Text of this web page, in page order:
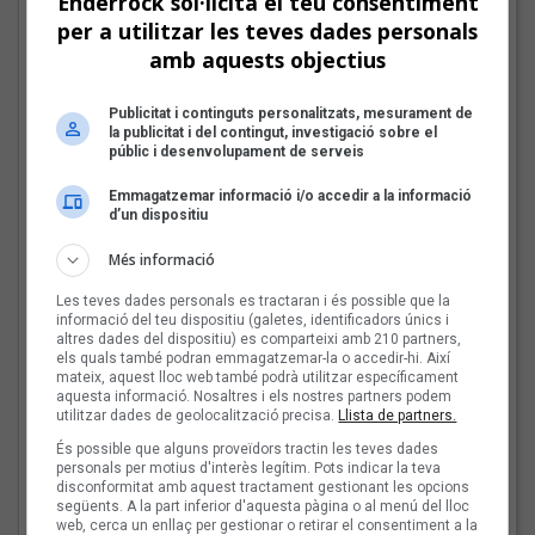
Les veus dels himnes del futbol
català: Miquel Abras, Mazoni,
Sanjosex i The Gruixut’s
Fins a finals d'agost, repassarem diferents himnes que els
grups i artistes catalans han fet per equips de futbol d'arreu
dels Països Catalans
El Sona9 d'estiu d'iCat
descobreix els
concursants balears i
valencians
per a utilitzar les teves dades personals
amb aquests objectius
Publicitat i continguts personalitzats, mesurament de
la publicitat i del contingut, investigació sobre el
públic i desenvolupament de serveis
Emmagatzemar informació i/o accedir a la informació
d’un dispositiu
Més informació
Les teves dades personals es tractaran i és possible que la
informació del teu dispositiu (galetes, identificadors únics i
altres dades del dispositiu) es comparteixi amb 210 partners,
els quals també podran emmagatzemar-la o accedir-hi. Així
mateix, aquest lloc web també podrà utilitzar específicament
aquesta informació. Nosaltres i els nostres partners podem
utilitzar dades de geolocalització precisa.Llista de partners.
És possible que alguns proveïdors tractin les teves dades
personals per motius d'interès legítim. Pots indicar la teva
disconformitat amb aquest tractament gestionant les opcions
següents. A la part inferior d'aquesta pàgina o al menú del lloc
web, cerca un enllaç per gestionar o retirar el consentiment a la